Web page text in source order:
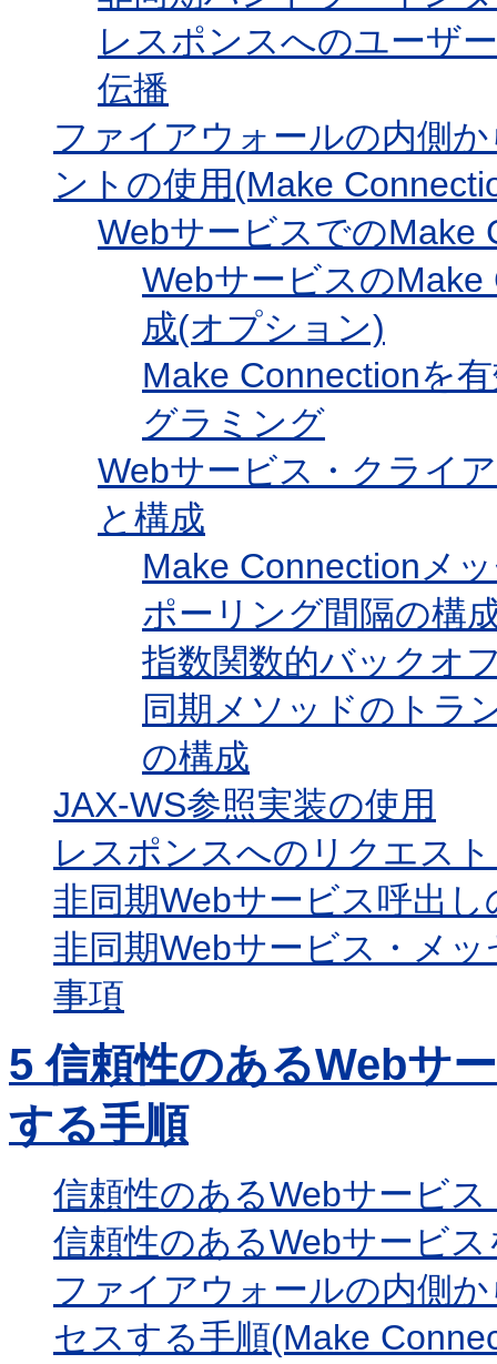
レスポンスへのユーザ
伝播
ファイアウォールの内側
ントの使用(Make
WebサービスでのMake
Webサービスの
成(オプション)
Make Connectionを
グラミング
Webサービス・クライ
と構成
Make Connectionメ
ポーリング間隔の構
指数関数的バックオ
同期メソッドのトラ
の構成
JAX-WS参照実装の使用
レスポンスへのリクエス
非同期Webサービス呼出
非同期Webサービス・メ
事項
5 信頼性のあるWebサ
する手順
信頼性のあるWebサービ
信頼性のあるWebサービ
ファイアウォールの内側
セスする手順(Make